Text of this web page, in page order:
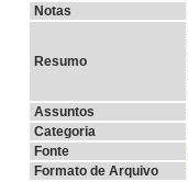
Notas
Resumo
Assuntos
Categoria
Fonte
Formato de Arquivo